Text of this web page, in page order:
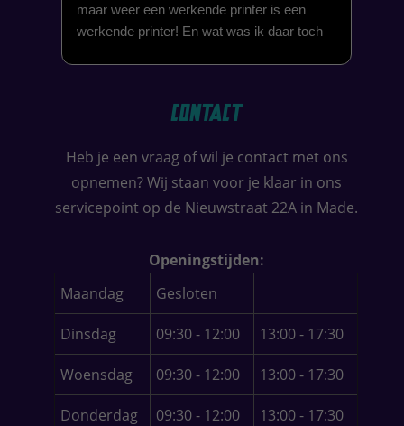
maar weer een werkende printer is een
werkende printer! En wat was ik daar toch
klantvriendelijkheid.Contact
Heb je een vraag of wil je contact met ons
opnemen? Wij staan voor je klaar in ons
servicepoint op de Nieuwstraat 22A in Made.
Openingstijden:
Maandag
Gesloten
Dinsdag 09:30 - 12:00 13:00 - 17:30
Woensdag 09:30 - 12:00 13:00 - 17:30
Donderdag 09:30 - 12:00 13:00 - 17:30